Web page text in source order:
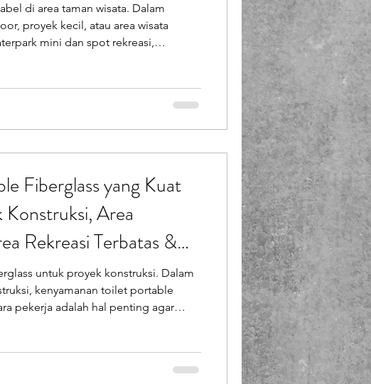
Booth Fiberglass
di area taman wisata. Dalam
proyek kecil, atau area wisata
mini dan spot rekreasi,
citra profesional area tersebut. PT
melalui unit produksinya
Fiberglass yang Kuat
Area
Rekreasi Terbatas &
Pakai Ribet!
untuk proyek konstruksi. Dalam
kenyamanan toilet portable
, unit produksi fiberglass milik